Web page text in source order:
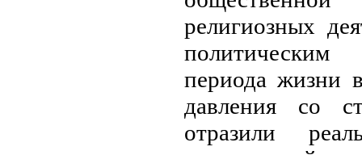
религиозных
политическим
пе­риода жизни
давления со
отразили